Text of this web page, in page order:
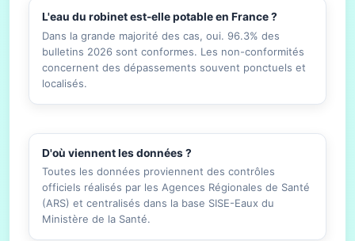
L'eau du robinet est-elle potable en France ?
Dans la grande majorité des cas, oui. 96.3% des
bulletins 2026 sont conformes. Les non-conformités
concernent des dépassements souvent ponctuels et
localisés.
D'où viennent les données ?
Toutes les données proviennent des contrôles
officiels réalisés par les Agences Régionales de Santé
(ARS) et centralisés dans la base SISE-Eaux du
Ministère de la Santé.